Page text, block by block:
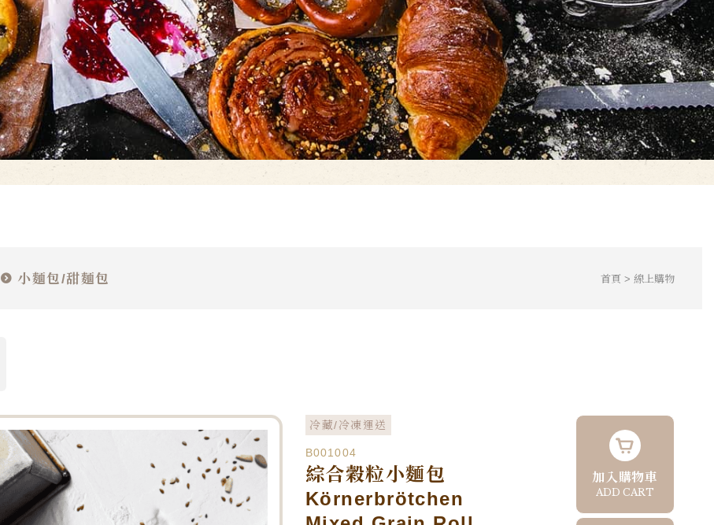
首頁 線上購物
小麵包/甜麵包
冷藏/冷凍運送
B001004
綜合穀粒小麵包
Körnerbrötchen
加入購物車
ADD CART